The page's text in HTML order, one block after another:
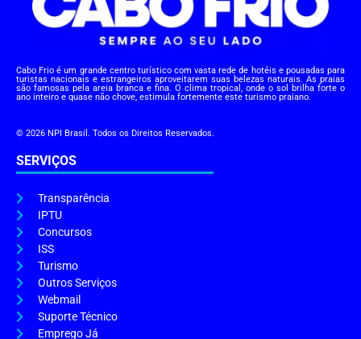
Cabo Frio é um grande centro turístico com vasta rede de hotéis e pousadas para
turistas nacionais e estrangeiros aproveitarem suas belezas naturais. As praias
são famosas pela areia branca e fina. O clima tropical, onde o sol brilha forte o
ano inteiro e quase não chove, estimula fortemente este turismo praiano.
© 2026 NPI Brasil. Todos os Direitos Reservados.
SERVIÇOS
Transparência
IPTU
Concursos
ISS
Turismo
Outros Serviços
Webmail
Suporte Técnico
Emprego Já